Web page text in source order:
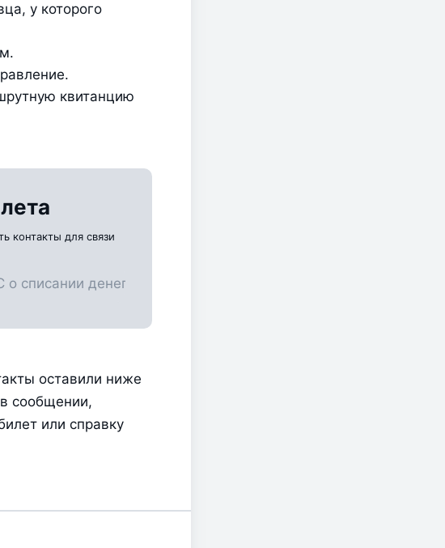
у которого
квитанцию
контакты для связи
оставили ниже
сообщении,
или справку